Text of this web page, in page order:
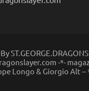
-*-
Longo & Giorgio Alt --